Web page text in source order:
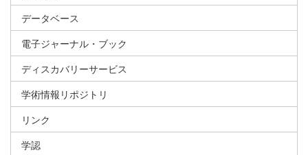
データベース
電子ジャーナル・ブック
ディスカバリーサービス
学術情報リポジトリ
リンク
学認